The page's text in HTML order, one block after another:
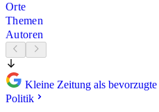
Orte
Themen
Autoren
Kleine Zeitung als
Politik